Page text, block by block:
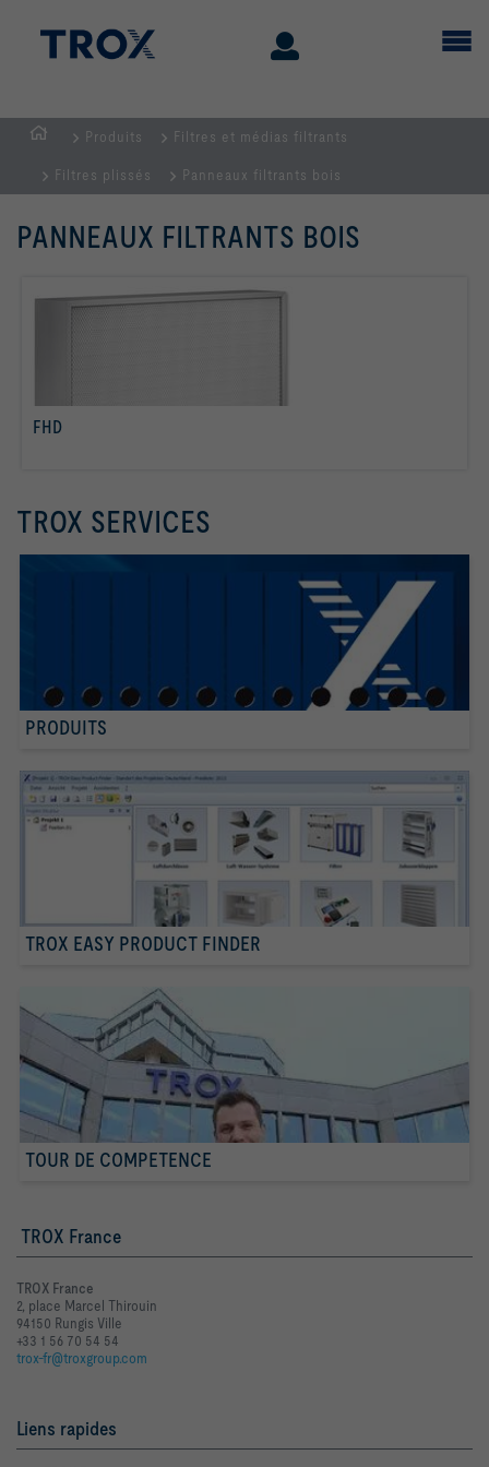
d'accueil
Produits Filtres et médias filtrants
Filtres plissés Panneaux filtrants bois
PANNEAUX FILTRANTS BOIS
FHD
TROX SERVICES
PRODUITS
TROX EASY PRODUCT FINDER
TOUR DE COMPETENCE
TROX France
TROX France
2, place Marcel Thirouin
94150 Rungis Ville
+33 1 56 70 54 54
trox-fr@troxgroup.com
Liens rapides